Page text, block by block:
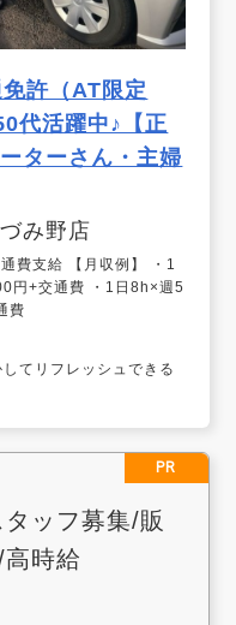
許（AT限定
代活躍中♪【正
ターさん・主婦
み野店
費支給 【月収例】 ・1
+交通費 ・1日8h×週5
費
てリフレッシュできる
PR
ッフ募集/販
時給